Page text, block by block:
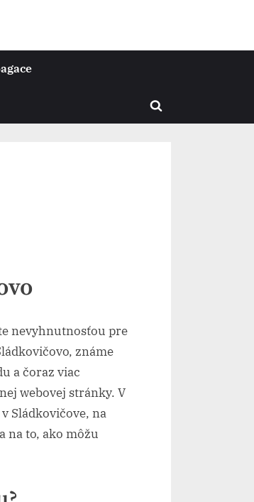
Toggle
nevyhnutnosťou pre
známe
a čoraz viac
webovej stránky. V
Sládkovičove, na
na to, ako môžu